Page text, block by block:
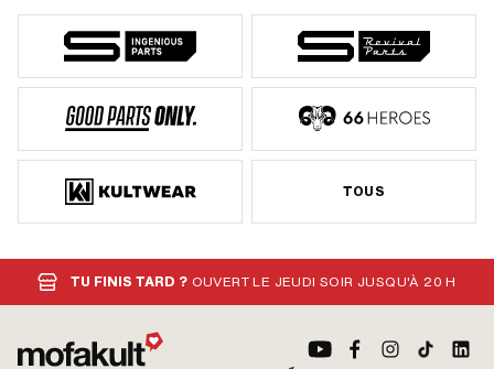
TOUS
TU FINIS TARD ? OUVERT LE JEUDI SOIR JUSQU'À 20 H